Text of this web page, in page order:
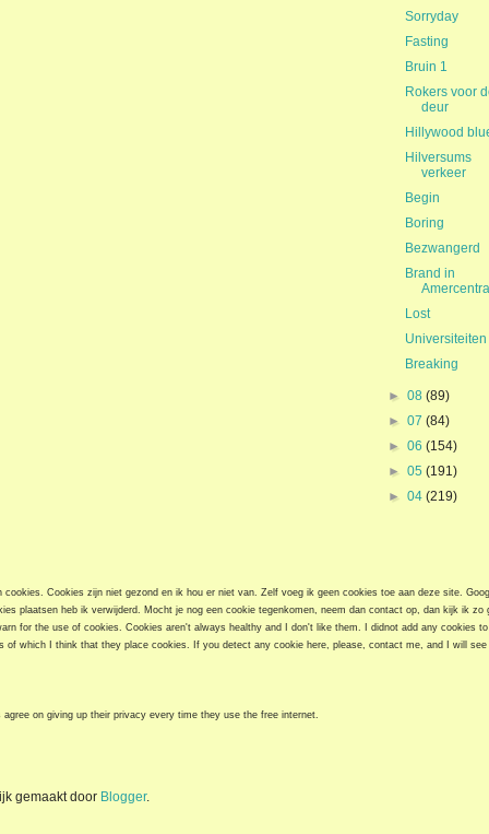
Sorryday
Fasting
Bruin 1
Rokers voor
deur
Hillywood
Hilversums
verkeer
Begin
Boring
Bezwangerd
Brand in
Lost
Universiteiten
Breaking
►08(89)
►07(84)
►06(154)
►05(191)
►04(219)
Cookies zijn niet gezond en ik hou er niet van. Zelf voeg ik geen cookies toe aan deze site.
plaatsen heb ik verwijderd. Mocht je nog een cookie tegenkomen, neem dan contact op, dan kijk ik zo
for the use of cookies. Cookies aren't always healthy and I don't like them. I didnot add any cookies
which I think that they place cookies. If you detect any cookie here, please, contact me, and I will see
on giving up their privacy every time they use the free internet.
gemaakt door Blogger.